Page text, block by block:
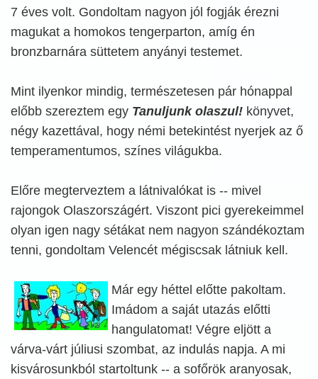
7 éves volt. Gondoltam nagyon jól fogják érezni
magukat a homokos tengerparton, amíg én
bronzbarnára süttetem anyányi testemet.
Mint ilyenkor mindig, természetesen pár hónappal
előbb szereztem egy Tanuljunk olaszul! könyvet,
négy kazettával, hogy némi betekintést nyerjek az ő
temperamentumos, színes világukba.
Előre megterveztem a látnivalókat is -- mivel
rajongok Olaszországért. Viszont pici gyerekeimmel
olyan igen nagy sétákat nem nagyon szándékoztam
tenni, gondoltam Velencét mégiscsak látniuk kell.
Már egy héttel előtte pakoltam.
Imádom a saját utazás előtti
hangulatomat! Végre eljött a
várva-várt júliusi szombat, az indulás napja. A mi
kisvárosunkból startoltunk -- a sofőrök aranyosak,